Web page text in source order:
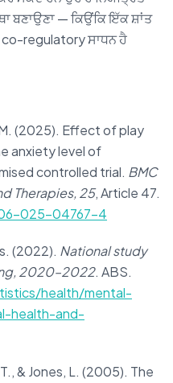
ਬਣਾਉਣਾ — ਕਿਉਂਕਿ ਇੱਕ ਸ਼ਾਂਤ
co-regulatory ਸਾਧਨ ਹੈ
M. (2025). Effect of play
anxiety level of
controlled trial. BMC
Therapies, 25, Article 47.
025-04767-4
(2022). National study
2020–2022. ABS.
health/mental-
health-and-
& Jones, L. (2005). The